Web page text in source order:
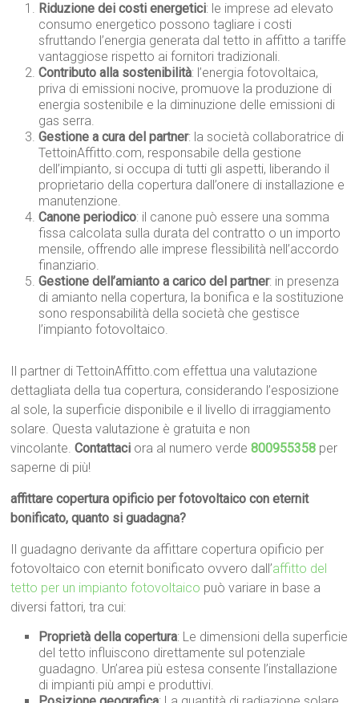
Riduzione dei costi energetici: le imprese ad elevato
consumo energetico possono tagliare i costi
sfruttando l’energia generata dal tetto in affitto a tariffe
vantaggiose rispetto ai fornitori tradizionali.
Contributo alla sostenibilità: l’energia fotovoltaica,
priva di emissioni nocive, promuove la produzione di
energia sostenibile e la diminuzione delle emissioni di
gas serra.
Gestione a cura del partner: la società collaboratrice di
TettoinAffitto.com, responsabile della gestione
dell’impianto, si occupa di tutti gli aspetti, liberando il
proprietario della copertura dall’onere di installazione e
manutenzione.
Canone periodico: il canone può essere una somma
fissa calcolata sulla durata del contratto o un importo
mensile, offrendo alle imprese flessibilità nell’accordo
finanziario.
Gestione dell’amianto a carico del partner: in presenza
di amianto nella copertura, la bonifica e la sostituzione
sono responsabilità della società che gestisce
l’impianto fotovoltaico.
Il partner di TettoinAffitto.com effettua una valutazione
dettagliata della tua copertura, considerando l’esposizione
al sole, la superficie disponibile e il livello di irraggiamento
solare. Questa valutazione è gratuita e non
vincolante.Contattaci ora al numero verde800955358 per
saperne di più!
affittare copertura opificio per fotovoltaico con eternit
bonificato, quanto si guadagna?
Il guadagno derivante da affittare copertura opificio per
fotovoltaico con eternit bonificato ovvero dall’affitto del
tetto per un impianto fotovoltaico può variare in base a
diversi fattori, tra cui:
Proprietà della copertura: Le dimensioni della superficie
del tetto influiscono direttamente sul potenziale
guadagno. Un’area più estesa consente l’installazione
di impianti più ampi e produttivi.